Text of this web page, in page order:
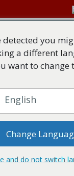
für
/ Therm-
detected you
a different
want to change
English
Change
and do not switch